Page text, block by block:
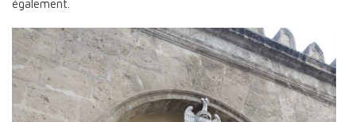
également.